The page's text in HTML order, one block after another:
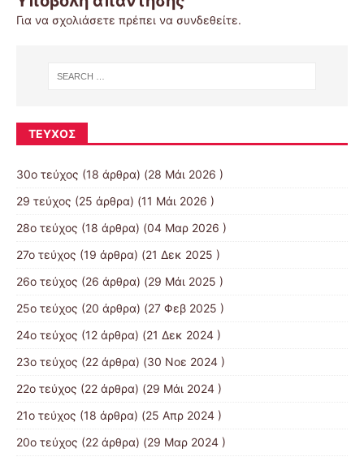
Για να σχολιάσετε πρέπει να συνδεθείτε.
ΤΕΎΧΟΣ
30ο τεύχος (18 άρθρα) (28 Μάι 2026 )
29 τεύχος (25 άρθρα) (11 Μάι 2026 )
28ο τεύχος (18 άρθρα) (04 Μαρ 2026 )
27ο τεύχος (19 άρθρα) (21 Δεκ 2025 )
26ο τεύχος (26 άρθρα) (29 Μάι 2025 )
25ο τεύχος (20 άρθρα) (27 Φεβ 2025 )
24ο τεύχος (12 άρθρα) (21 Δεκ 2024 )
23ο τεύχος (22 άρθρα) (30 Νοε 2024 )
22ο τεύχος (22 άρθρα) (29 Μάι 2024 )
21o τεύχος (18 άρθρα) (25 Απρ 2024 )
20ο τεύχος (22 άρθρα) (29 Μαρ 2024 )